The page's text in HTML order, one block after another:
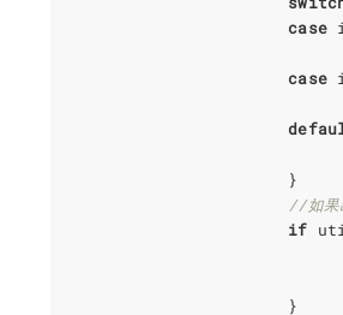
case
case
}
//如果
if
}